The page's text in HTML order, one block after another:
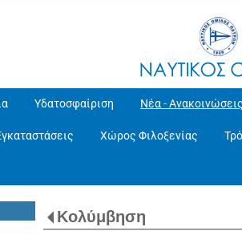
Υδατοσφαίριση Νέα -
Χώρος Φιλοξενίας
Κολύμβηση